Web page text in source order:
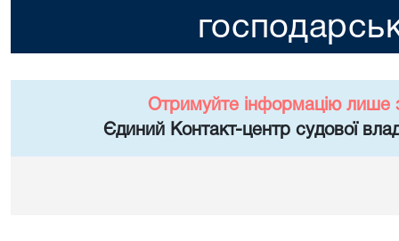
Отримуйте інформацію лише
Єдиний Контакт-центр судової